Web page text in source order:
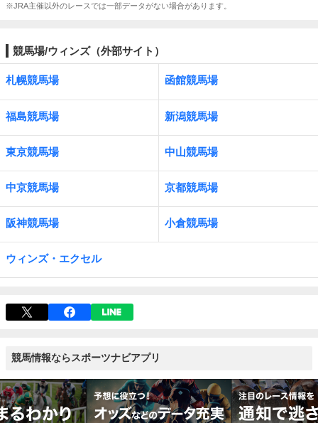
※JRA主催以外のレースでは一部データがない場合があります。
競馬場/ウィンズ（外部サイト）
札幌競馬場 函館競馬場
福島競馬場 新潟競馬場
東京競馬場 中山競馬場
中京競馬場 京都競馬場
阪神競馬場 小倉競馬場
ウィンズ・エクセル
競馬情報ならスポーツナビアプリ